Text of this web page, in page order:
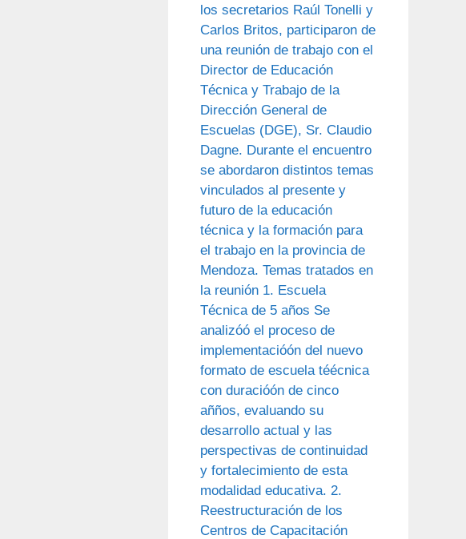
los secretarios Raúl Tonelli y
Carlos Britos, participaron de
una reunión de trabajo con el
Director de Educación
Técnica y Trabajo de la
Dirección General de
Escuelas (DGE), Sr. Claudio
Dagne. Durante el encuentro
se abordaron distintos temas
vinculados al presente y
futuro de la educación
técnica y la formación para
el trabajo en la provincia de
Mendoza. Temas tratados en
la reunión 1. Escuela
Técnica de 5 años Se
analizóó el proceso de
implementacióón del nuevo
formato de escuela téécnica
con duracióón de cinco
añños, evaluando su
desarrollo actual y las
perspectivas de continuidad
y fortalecimiento de esta
modalidad educativa. 2.
Reestructuración de los
Centros de Capacitación